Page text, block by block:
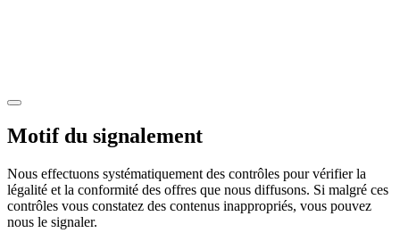
Motif du signalement
Nous effectuons systématiquement des contrôles pour vérifier la
légalité et la conformité des offres que nous diffusons. Si malgré ces
contrôles vous constatez des contenus inappropriés, vous pouvez
nous le signaler.